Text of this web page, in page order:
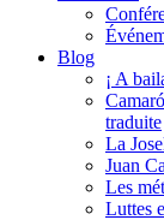
Blog
¡ A
traduite
La
Juan
Les
Luttes